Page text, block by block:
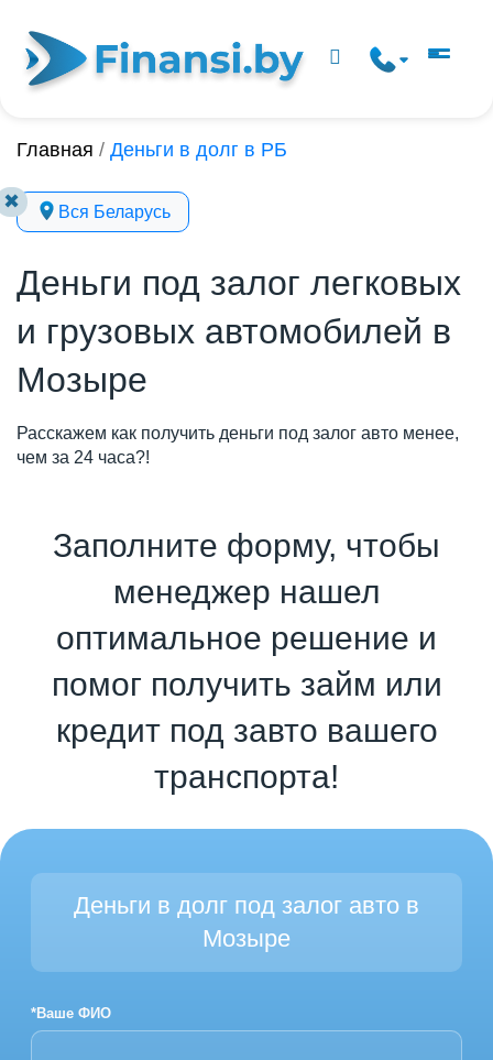
✖
Главная / Деньги в долг в РБ
Вся Беларусь
Деньги под залог легковых
и грузовых автомобилей в
Мозыре
Расскажем как получить деньги под залог авто менее,
чем за 24 часа?!
Заполните форму, чтобы
менеджер нашел
оптимальное решение и
помог получить займ или
кредит под завто вашего
транспорта!
Деньги в долг под залог авто в
Мозыре
*Ваше ФИО